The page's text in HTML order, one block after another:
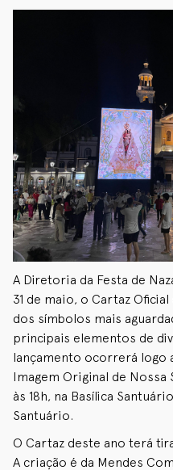
A Diretoria da Festa de
31 de maio, o Cartaz
dos símbolos mais
principais elementos de
lançamento ocorrerá logo
Imagem Original de Nossa
às 18h, na Basílica
Santuário.
O Cartaz deste ano terá
A criação é da Mendes